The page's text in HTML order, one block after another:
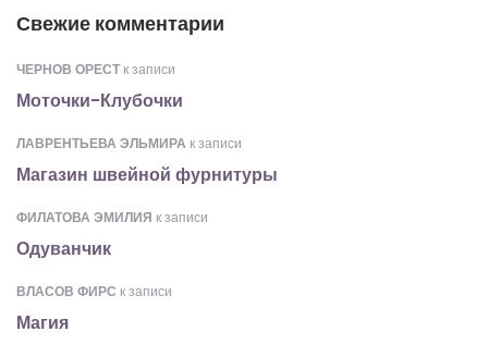
Свежие комментарии
ЧЕРНОВ ОРЕСТ к записи
Моточки-Клубочки
ЛАВРЕНТЬЕВА ЭЛЬМИРА к записи
Магазин швейной фурнитуры
ФИЛАТОВА ЭМИЛИЯ к записи
Одуванчик
ВЛАСОВ ФИРС к записи
Магия